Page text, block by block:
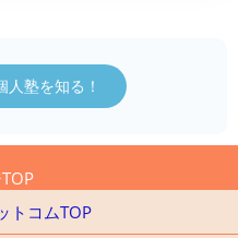
人塾を知る！
トコムTOP